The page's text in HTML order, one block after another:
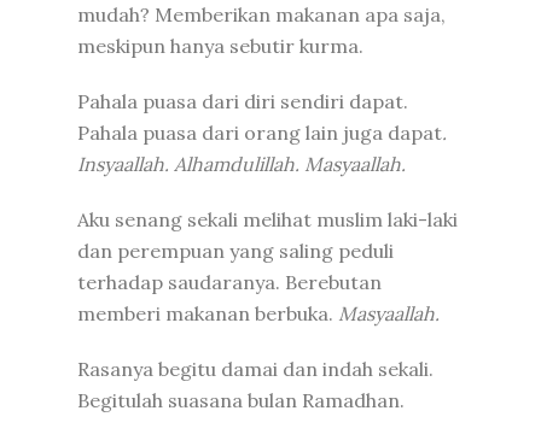
mudah? Memberikan makanan apa saja,
meskipun hanya sebutir kurma.
Pahala puasa dari diri sendiri dapat.
Pahala puasa dari orang lain juga dapat.
Insyaallah. Alhamdulillah. Masyaallah.
Aku senang sekali melihat muslim laki-laki
dan perempuan yang saling peduli
terhadap saudaranya. Berebutan
memberi makanan berbuka. Masyaallah.
Rasanya begitu damai dan indah sekali.
Begitulah suasana bulan Ramadhan.